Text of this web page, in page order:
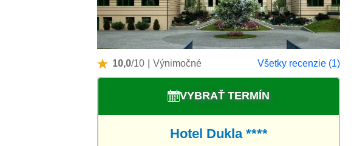
10,0/10 Výnimočné Všetky recenzie (1)
VYBRAŤ TERMÍN
Hotel Dukla ****